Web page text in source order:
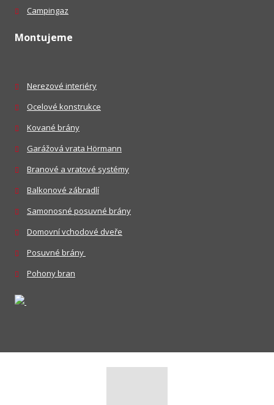
Campingaz
Montujeme
Nerezové interiéry
Ocelové konstrukce
Kované brány
Garážová vrata Hörmann
Branové a vratové systémy
Balkonové zábradlí
Samonosné posuvné brány
Domovní vchodové dveře
Posuvné brány
Pohony bran